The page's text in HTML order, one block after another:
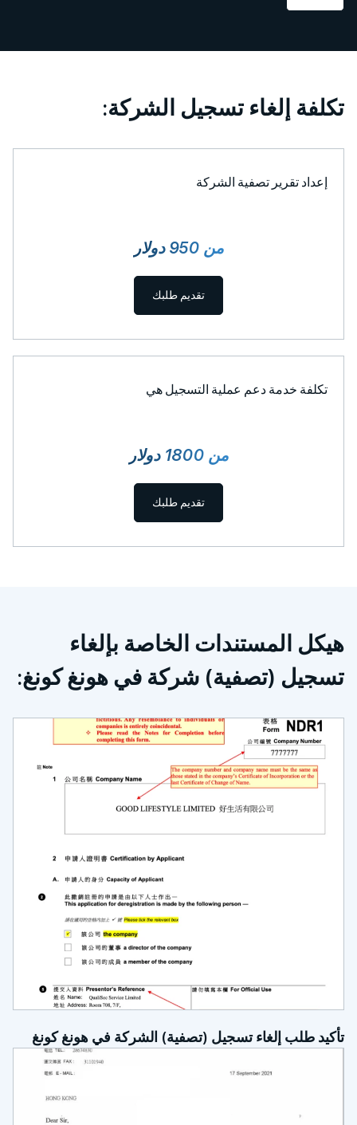
تكلفة إلغاء تسجيل الشركة:
إعداد تقرير تصفية الشركة
من 950 دولار
تقديم طلبك
تكلفة خدمة دعم عملية التسجيل هي
من 1800 دولار
تقديم طلبك
هيكل المستندات الخاصة بإلغاء
تسجيل (تصفية) شركة في هونغ كونغ:
تأكيد طلب إلغاء تسجيل (تصفية) الشركة في هونغ كونغ